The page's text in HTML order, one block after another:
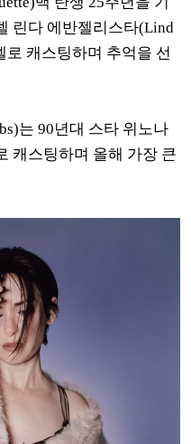
린다 에반젤리스타(Lind
로 캐스팅하며 추억을 선
는 90년대 스타 위노나
캐스팅하며 올해 가장 큰